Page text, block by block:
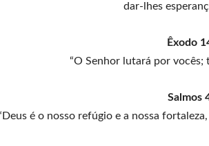
dar-lhes
Êxodo
“O Senhor lutará por vocês;
Salmos
é o nosso refúgio e a nossa